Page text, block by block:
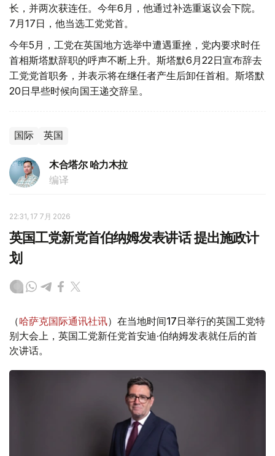
长，并两次获连任。今年6月，他通过补选重返议会下院。
7月17日，他当选工党党首。
今年5月，工党在英国地方选举中遭遇重挫，党内要求时任
首相斯塔默辞职的呼声不断上升。斯塔默6月22日宣布辞去
工党党首职务，并表示将在继任者产生后卸任首相。斯塔默
20日早些时候向国王递交辞呈。
国际 英国
木合塔尔 哈力木拉
编译
22:31, 17 7月 2026
英国工党新党首伯纳姆发表讲话 提出施政计
划
（哈萨克国际通讯社讯）在当地时间17日举行的英国工党特
别大会上，英国工党新任党首安迪·伯纳姆发表就任后的首
次讲话。